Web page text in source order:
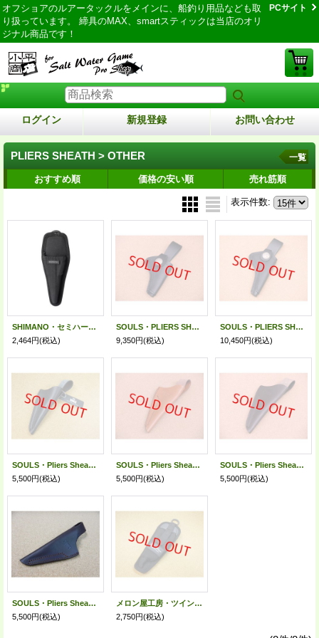
オフショアのルアータックルをメインに、船釣り用品なども取
り扱っています。 締具のMAX、smartスティックは当店のオリ
ジナル商品です！
PCサイト
ログイン 新規登録 お問い合わせ
PLIERS SHEATH > OTHER 一覧
おすすめ順 価格の安い順 売れ筋順
表示件数:
SHIMANO・セミハードプライヤーホルダー BP-051Y
2,464円(税込)
SOULS・PLIERS SHEATH II SHORT
9,350円(税込)
SOULS・PLIERS SHEATH II LONG
10,450円(税込)
SOULS・Pliers Sheath 右用/ブラック
5,500円(税込)
SOULS・Pliers Sheath 右用/ライトブラウン
5,500円(税込)
SOULS・Pliers Sheath 右用/ダークブラウン
5,500円(税込)
SOULS・Pliers Sheath 左用/ダークブラウン
5,500円(税込)
メロン屋工房・ツインプライヤーホルダー
2,750円(税込)